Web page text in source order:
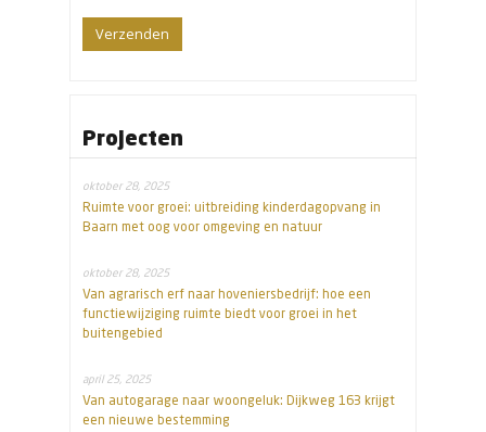
Projecten
oktober 28, 2025
Ruimte voor groei: uitbreiding kinderdagopvang in
Baarn met oog voor omgeving en natuur
oktober 28, 2025
Van agrarisch erf naar hoveniersbedrijf: hoe een
functiewijziging ruimte biedt voor groei in het
buitengebied
april 25, 2025
Van autogarage naar woongeluk: Dijkweg 163 krijgt
een nieuwe bestemming